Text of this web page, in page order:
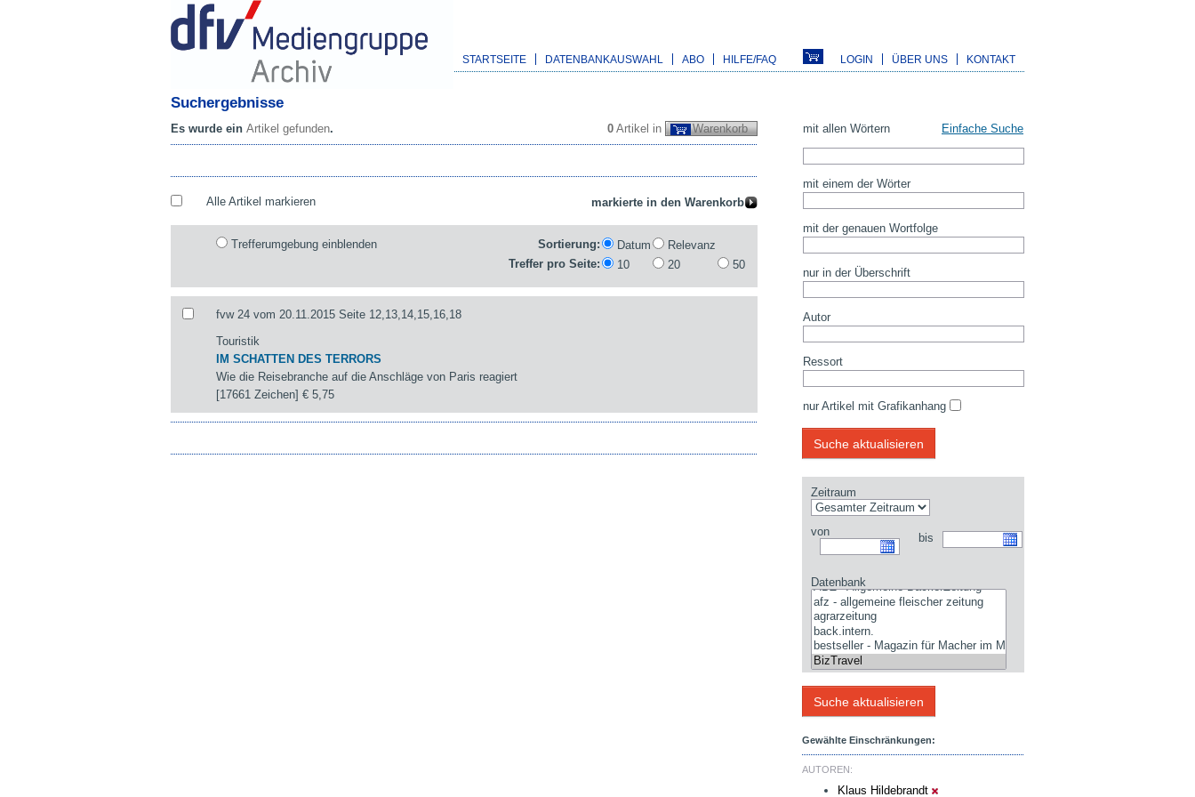
STARTSEITE DATENBANKAUSWAHL ABO HILFE/FAQ LOGIN ÜBER UNS KONTAKT
Suchergebnisse
0 Artikel in Warenkorb
Es wurde ein Artikel gefunden.
Alle Artikel markieren
Trefferumgebung einblenden Sortierung: Datum
Relevanz
Treffer pro Seite:
10 20 50
fvw 24 vom 20.11.2015 Seite 12,13,14,15,16,18
Touristik
IM SCHATTEN DES TERRORS
Wie die Reisebranche auf die Anschläge von Paris reagiert
[17661 Zeichen]€ 5,75
mit allen Wörtern Einfache Suche
mit einem der Wörter
mit der genauen Wortfolge
nur in der Überschrift
Autor
Ressort
nur Artikel mit Grafikanhang
Zeitraum
von bis
Datenbank
Gewählte Einschränkungen:
AUTOREN:
Klaus Hildebrandt